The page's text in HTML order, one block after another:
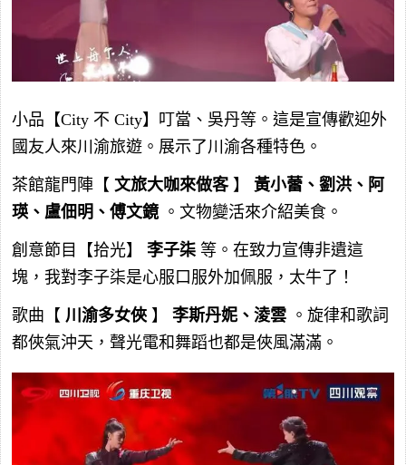
小品【City 不 City】叮當、吳丹等。這是宣傳歡迎外
國友人來川渝旅遊。展示了川渝各種特色。
茶館龍門陣【 文旅大咖來做客 】 黃小蕾、劉洪、阿
瑛、盧佃明、傅文鏡 。文物變活來介紹美食。
創意節目【拾光】 李子柒 等。在致力宣傳非遺這
塊，我對李子柒是心服口服外加佩服，太牛了！
歌曲【 川渝多女俠 】 李斯丹妮、淩雲 。旋律和歌詞
都俠氣沖天，聲光電和舞蹈也都是俠風滿滿。